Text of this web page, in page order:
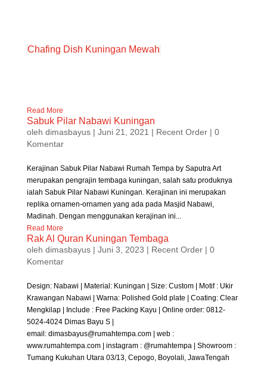
Chafing Dish Kuningan Mewah
Read More
Sabuk Pilar Nabawi Kuningan
oleh dimasbayus| Juni 21, 2021 | Recent Order| 0
Komentar
Kerajinan Sabuk Pilar Nabawi Rumah Tempa by Saputra Art
merupakan pengrajin tembaga kuningan, salah satu produknya
ialah Sabuk Pilar Nabawi Kuningan. Kerajinan ini merupakan
replika ornamen-ornamen yang ada pada Masjid Nabawi,
Madinah. Dengan menggunakan kerajinan ini...
Read More
Rak Al Quran Kuningan Tembaga
oleh dimasbayus| Juni 3, 2023 | Recent Order| 0
Komentar
Design: Nabawi | Material: Kuningan | Size: Custom | Motif : Ukir
Krawangan Nabawi | Warna: Polished Gold plate | Coating: Clear
Mengkilap | Include : Free Packing Kayu | Online order: 0812-
5024-4024 Dimas Bayu S |
email: dimasbayus@rumahtempa.com | web :
www.rumahtempa.com | instagram : @rumahtempa | Showroom :
Tumang Kukuhan Utara 03/13, Cepogo, Boyolali, JawaTengah